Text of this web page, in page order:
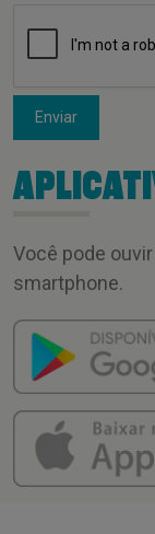
Enviar
Você pode
smartphone.